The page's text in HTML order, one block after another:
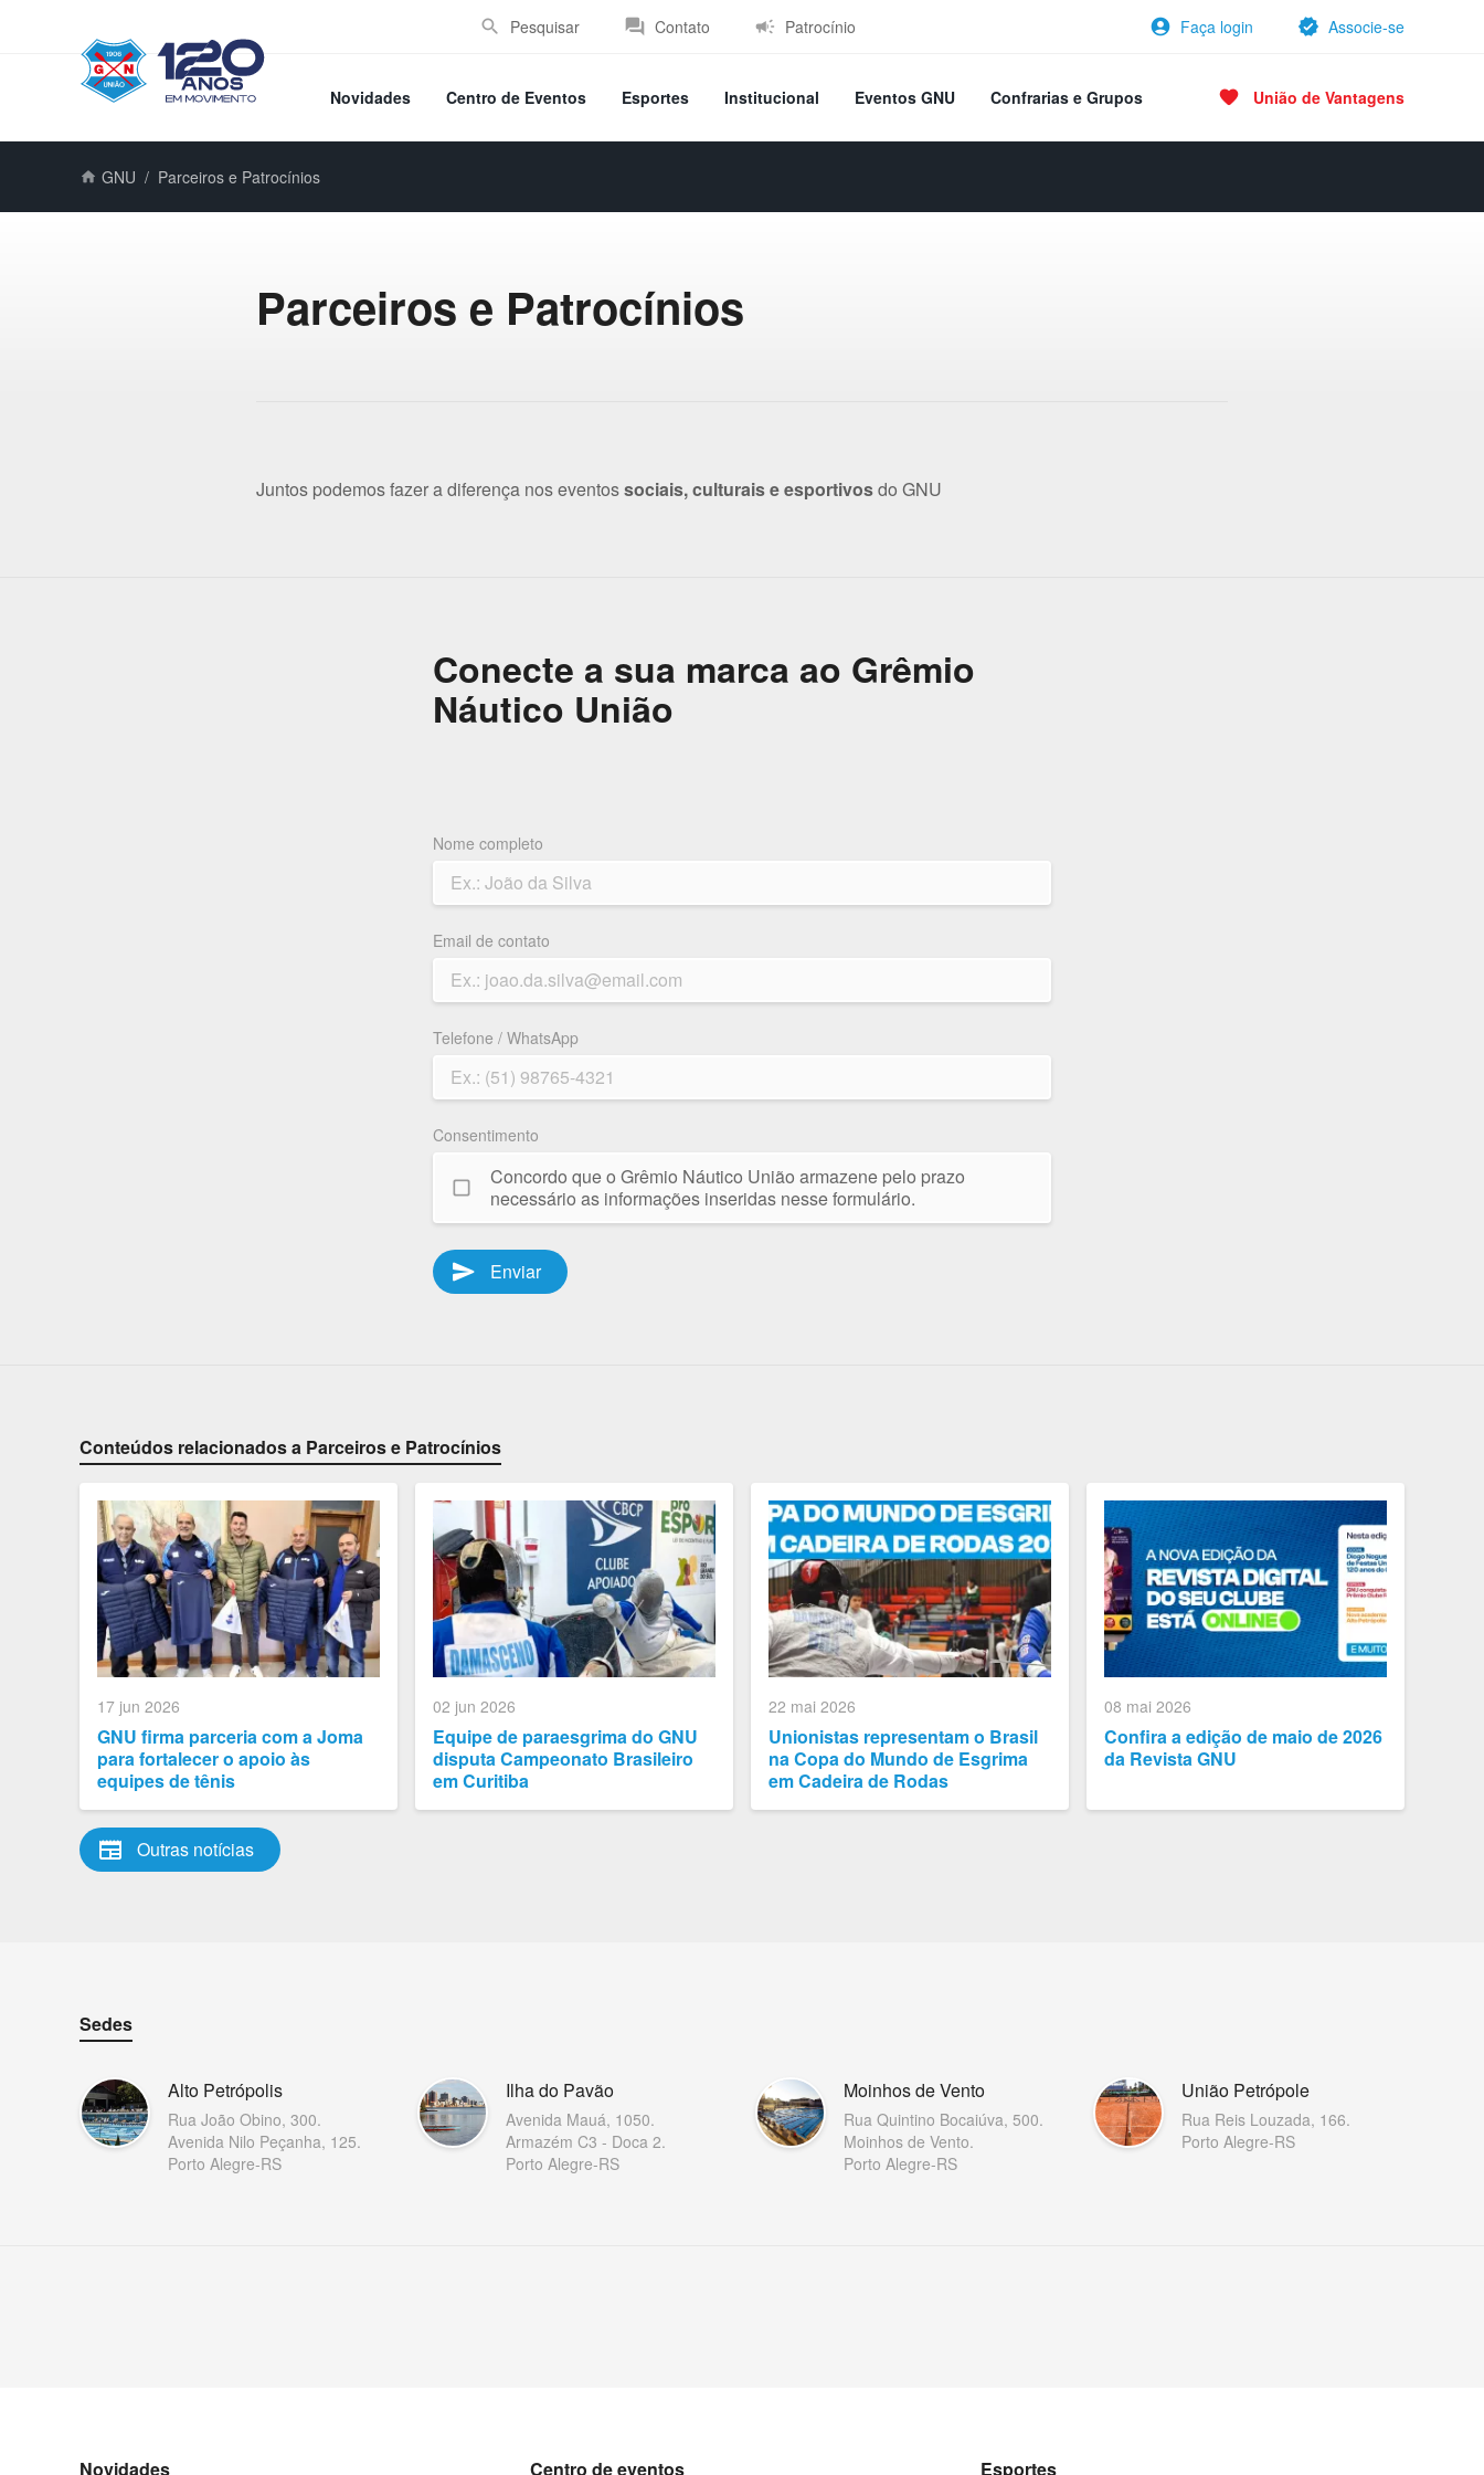
Novidades Centro de Eventos Esportes Institucional Eventos GNU Confrarias e Grupos União de Vantagens
Pesquisar Contato Patrocínio Faça login Associe-se
GNU Parceiros e Patrocínios
Parceiros e Patrocínios
Juntos podemos fazer a diferença nos eventossociais, culturais e esportivosdo GNU
Conecte a sua marca ao Grêmio
Náutico União
Nome completo
Email de contato
Telefone / WhatsApp
Consentimento
Concordo que o Grêmio Náutico União armazene pelo prazo
necessário as informações inseridas nesse formulário.
send Enviar
Conteúdos relacionados a Parceiros e Patrocínios
17 jun 2026
GNU firma parceria com a Joma
para fortalecer o apoio às
equipes de tênis
02 jun 2026
Equipe de paraesgrima do GNU
disputa Campeonato Brasileiro
em Curitiba
22 mai 2026
Unionistas representam o Brasil
na Copa do Mundo de Esgrima
em Cadeira de Rodas
08 mai 2026
Confira a edição de maio de 2026
da Revista GNU
newspaper Outras notícias
Sedes
Alto Petrópolis
Rua João Obino, 300.
Avenida Nilo Peçanha, 125.
Porto Alegre-RS
Ilha do Pavão
Avenida Mauá, 1050.
Armazém C3 - Doca 2.
Porto Alegre-RS
Moinhos de Vento
Rua Quintino Bocaiúva, 500.
Moinhos de Vento.
Porto Alegre-RS
União Petrópole
Rua Reis Louzada, 166.
Porto Alegre-RS
Novidades Centro de eventos Esportes